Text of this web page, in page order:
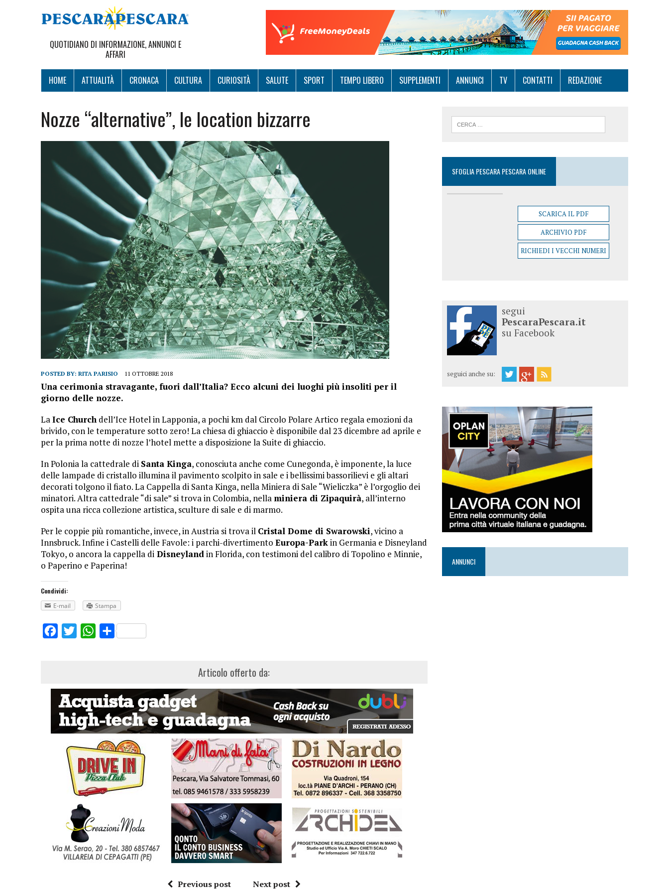
QUOTIDIANO DI INFORMAZIONE, ANNUNCI E
AFFARI
HOME ATTUALITÀ CRONACA CULTURA CURIOSITÀ SALUTE SPORT TEMPO LIBERO SUPPLEMENTI ANNUNCI TV CONTATTI REDAZIONE
Nozze “alternative”, le location bizzarre
POSTED BY: RITA PARISIO 11 OTTOBRE 2018
Una cerimonia stravagante, fuori dall’Italia? Ecco alcuni dei luoghi più insoliti per il
giorno delle nozze.
LaIce Church dell’Ice Hotel in Lapponia, a pochi km dal Circolo Polare Artico regala emozioni da
brivido, con le temperature sotto zero! La chiesa di ghiaccio è disponibile dal 23 dicembre ad aprile e
per la prima notte di nozze l’hotel mette a disposizione la Suite di ghiaccio.
In Polonia la cattedrale di Santa Kinga, conosciuta anche come Cunegonda, è imponente, la luce
delle lampade di cristallo illumina il pavimento scolpito in sale e i bellissimi bassorilievi e gli altari
decorati tolgono il fiato. La Cappella di Santa Kinga, nella Miniera di Sale “Wieliczka” è l’orgoglio dei
minatori. Altra cattedrale “di sale” si trova in Colombia, nella miniera di Zipaquirà, all’interno
ospita una ricca collezione artistica, sculture di sale e di marmo.
Per le coppie più romantiche, invece, in Austria si trova il Cristal Dome di Swaro­wski, vicino a
Innsbruck. Infine i Castelli delle Favole: i parchi-divertimento Europa-Parkin Germania e Disneyland
Tokyo, o ancora la cappella di Di­sneylandin Florida, con testimoni del calibro di Topolino e Minnie,
o Paperino e Paperina!
Condividi:
E-mail
Stampa
FacebookTwitterWhatsApp
Share
Articolo offerto da:
Previous post Next post
SFOGLIA PESCARA PESCARA ONLINE
SCARICA IL PDF
ARCHIVIO PDF
RICHIEDI I VECCHI NUMERI
segui
PescaraPescara.it
su Facebook
seguici anche su:
ANNUNCI